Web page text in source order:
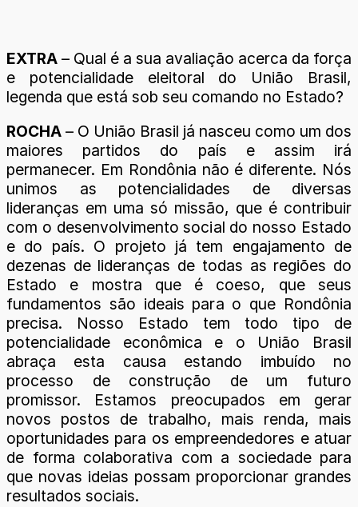
EXTRA – Qual é a sua avaliação acerca da força
e potencialidade eleitoral do União Brasil,
legenda que está sob seu comando no Estado?
ROCHA – O União Brasil já nasceu como um dos
maiores partidos do país e assim irá
permanecer. Em Rondônia não é diferente. Nós
unimos as potencialidades de diversas
lideranças em uma só missão, que é contribuir
com o desenvolvimento social do nosso Estado
e do país. O projeto já tem engajamento de
dezenas de lideranças de todas as regiões do
Estado e mostra que é coeso, que seus
fundamentos são ideais para o que Rondônia
precisa. Nosso Estado tem todo tipo de
potencialidade econômica e o União Brasil
abraça esta causa estando imbuído no
processo de construção de um futuro
promissor. Estamos preocupados em gerar
novos postos de trabalho, mais renda, mais
oportunidades para os empreendedores e atuar
de forma colaborativa com a sociedade para
que novas ideias possam proporcionar grandes
resultados sociais.